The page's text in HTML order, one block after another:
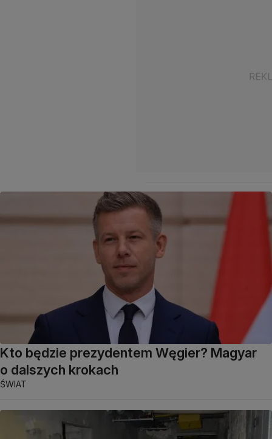
Kto będzie prezydentem Węgier? Magyar
o dalszych krokach
ŚWIAT